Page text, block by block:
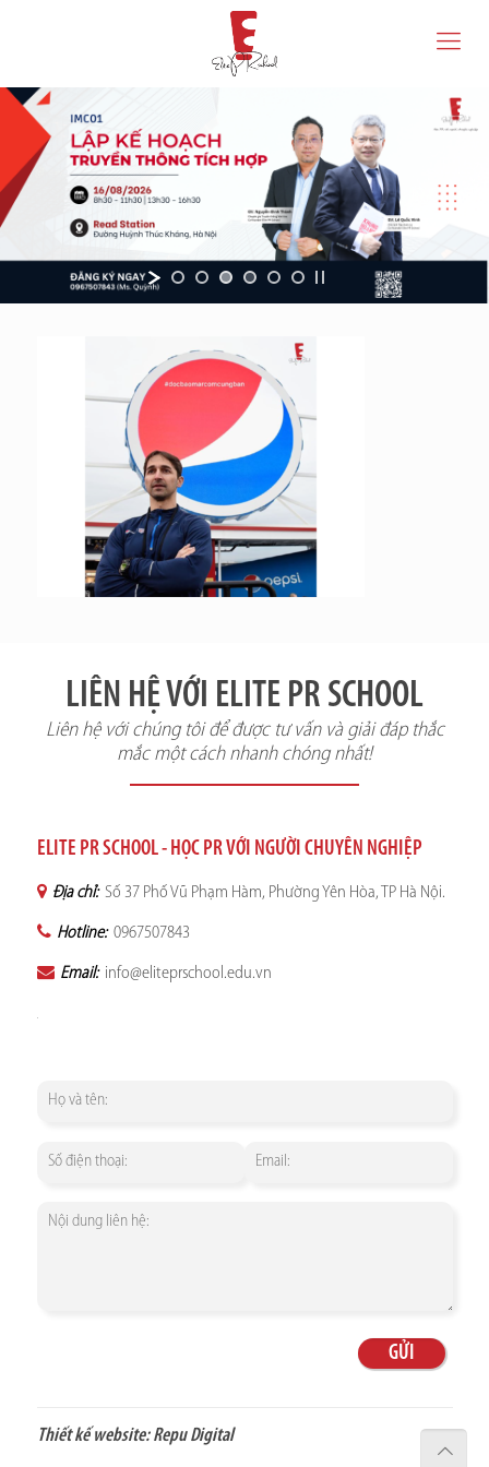
LIÊN HỆ VỚI ELITE PR SCHOOL
Liên hệ với chúng tôi để được tư vấn và giải đáp thắc
mắc một cách nhanh chóng nhất!
ELITE PR SCHOOL - HỌC PR VỚI NGƯỜI CHUYÊN NGHIỆP
Địa chỉ: Số 37 Phố Vũ Phạm Hàm, Phường Yên Hòa, TP Hà Nội.
Hotline: 0967507843
Email: info@eliteprschool.edu.vn
Thiết kế website:Repu Digital